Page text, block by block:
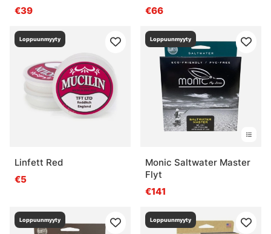
€39
€66
Loppuunmyyty
Linfett Red
€5
Loppuunmyyty
Monic Saltwater Master
Flyt
€141
Loppuunmyyty Loppuunmyyty